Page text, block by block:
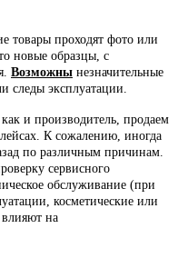
товары проходят фото или
новые образцы, с
Возможны незначительные
следы эксплуатации.
и производитель, продаем
К сожалению, иногда
по различным причинам.
сервисного
обслуживание (при
косметические или
на